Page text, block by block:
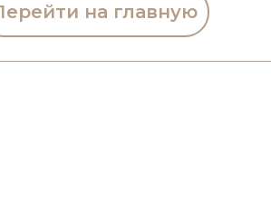
на главную